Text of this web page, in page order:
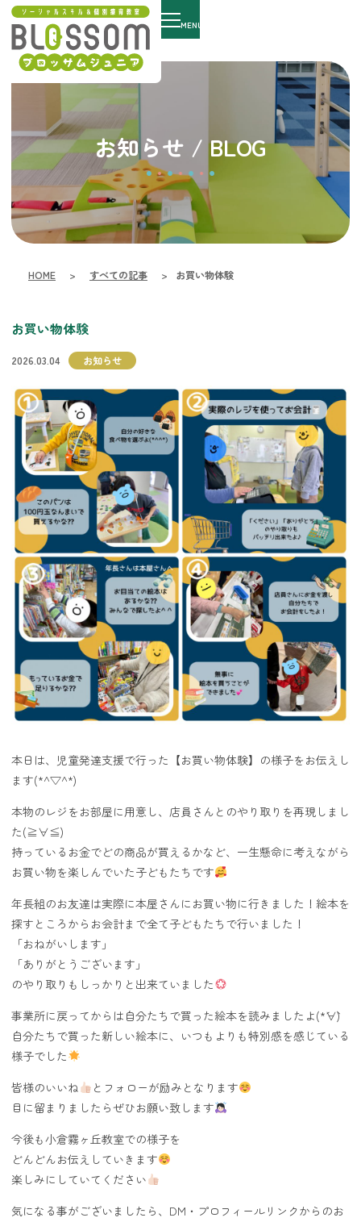
MENU
お知らせ / BLOG
HOME > すべての記事 > お買い物体験
お買い物体験
2026.03.04 お知らせ
本日は、児童発達支援で行った【お買い物体験】の様子をお伝えし
ます(*^▽^*)
本物のレジをお部屋に用意し、店員さんとのやり取りを再現しまし
た(≧∀≦)
持っているお金でどの商品が買えるかなど、一生懸命に考えながら
お買い物を楽しんでいた子どもたちです
年長組のお友達は実際に本屋さんにお買い物に行きました！絵本を
探すところからお会計まで全て子どもたちで行いました！
「おねがいします」
「ありがとうございます」
のやり取りもしっかりと出来ていました
事業所に戻ってからは自分たちで買った絵本を読みましたよ(*´∀`)
自分たちで買った新しい絵本に、いつもよりも特別感を感じている
様子でした
皆様のいいね
とフォローが励みとなります
目に留まりましたらぜひお願い致します
今後も小倉霧ヶ丘教室での様子を
どんどんお伝えしていきます
楽しみにしていてください
気になる事がございましたら、DM・プロフィールリンクからのお